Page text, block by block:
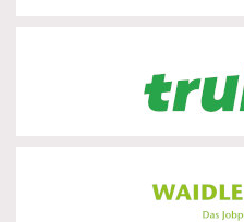
zur
zur